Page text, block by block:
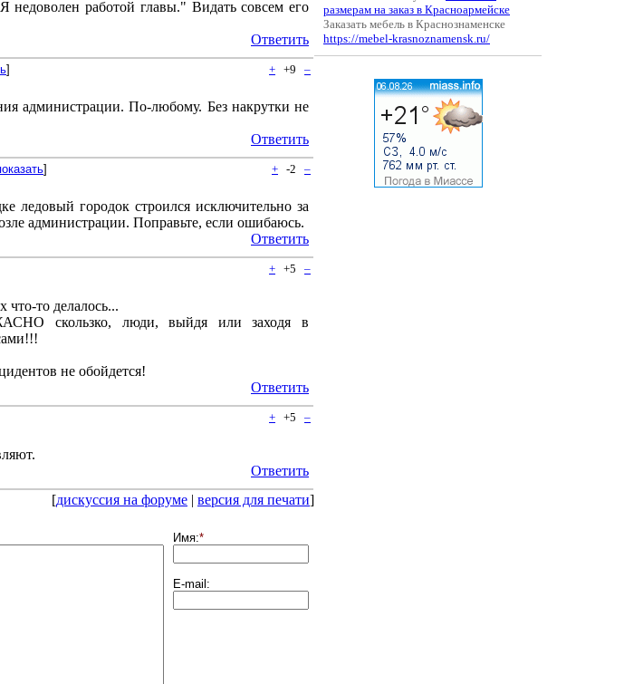
недоволен работой главы." Видать совсем его
Ответить
] + +9 –
администрации. По-любому. Без накрутки не
Ответить
] + -2 –
ледовый городок строился исключительно за
администрации. Поправьте, если ошибаюсь.
Ответить
+ +5 –
то делалось...
скользко, люди, выйдя или заходя в
не обойдется!
Ответить
+ +5 –
Ответить
[дискуссия на форуме | версия для печати]
Имя:*
E-mail:
размерам на заказ в Красноармейске
Заказать мебель в Краснознаменске
https://mebel-krasnoznamensk.ru/